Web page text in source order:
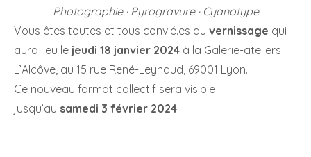
Photographie · Pyrogravure · Cyanotype
Vous êtes toutes et tous convié.es au vernissage qui
aura lieu le jeudi 18 janvier 2024 à la Galerie-ateliers
L’Alcôve, au 15 rue René-Leynaud, 69001 Lyon.
Ce nouveau format collectif sera visible
jusqu’au samedi 3 février 2024.